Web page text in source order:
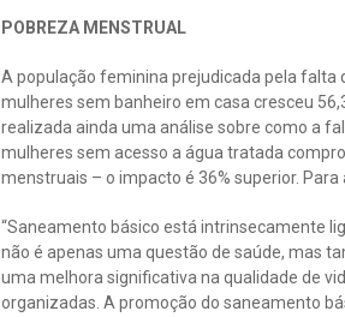
POBREZA MENSTRUAL
A população feminina prejudicada pela falta
mulheres sem banheiro em casa cresceu
realizada ainda uma análise sobre como a
mulheres sem acesso a água tratada
menstruais – o impacto é 36% superior.
“Saneamento básico está intrinsecamente
não é apenas uma questão de saúde, mas
uma melhora significativa na qualidade de
organizadas. A promoção do saneamento